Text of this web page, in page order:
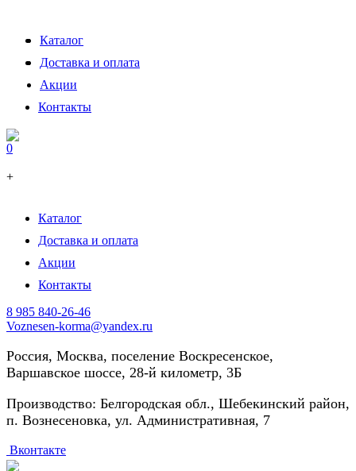
Каталог
Доставка и оплата
Акции
Контакты
0
+
Каталог
Доставка и оплата
Акции
Контакты
8 985 840-26-46
Voznesen-korma@yandex.ru
Россия, Москва, поселение Воскресенское,
Варшавское шоссе, 28-й километр, 3Б
Производство: Белгородская обл., Шебекинский район,
п. Вознесеновка, ул. Административная, 7
Вконтакте